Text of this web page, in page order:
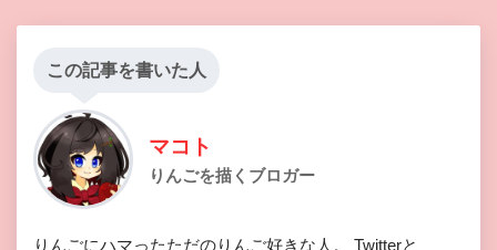
この記事を書いた人
マコト
りんごを描くブロガー
りんごにハマったただのりんご好きな人。 Twitterと